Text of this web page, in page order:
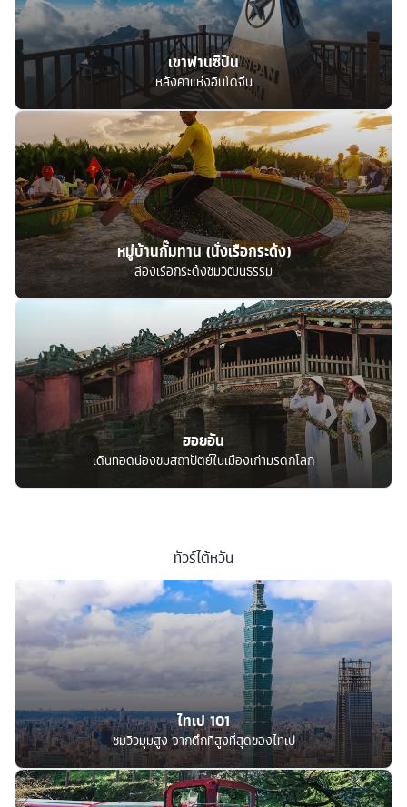
เขาฟานซีปัน
หลังคาแห่งอินโดจีน
หมู่บ้านกั๊มทาน (นั่งเรือกระด้ง)
ล่องเรือกระด้งชมวัฒนธรรม
ฮอยอัน
เดินทอดน่องชมสถาปัตย์ในเมืองเก่ามรดกโลก
ทัวร์ไต้หวัน
ไทเป 101
ชมวิวมุมสูง จากตึกที่สูงที่สุดของไทเป